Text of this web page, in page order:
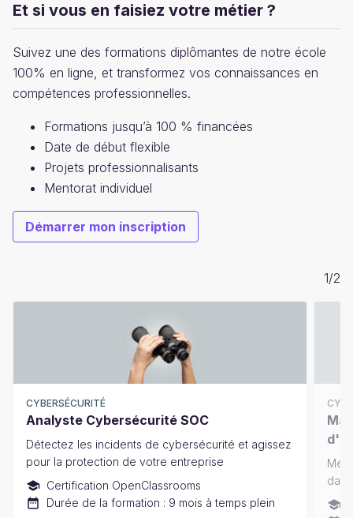
Et si vous en faisiez votre métier ?
Suivez une des formations diplômantes de notre école
100% en ligne, et transformez vos connaissances en
compétences professionnelles.
Formations jusqu’à 100 % financées
Date de début flexible
Projets professionnalisants
Mentorat individuel
Démarrer mon inscription
1/2
CYBERSÉCURITÉ
Analyste Cybersécurité SOC
Détectez les incidents de cybersécurité et agissez
pour la protection de votre entreprise
Certification OpenClassrooms
Durée de la formation : 9 mois à temps plein